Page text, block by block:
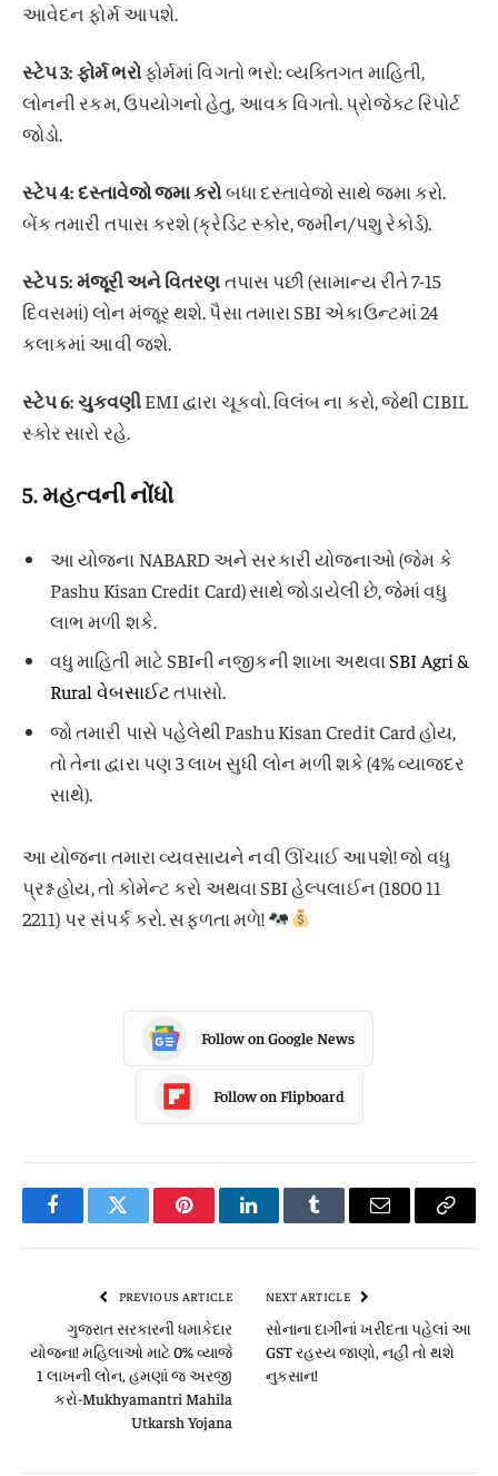
આવેદન ફોર્મ આપશે.
સ્ટેપ 3: ફોર્મ ભરોફોર્મમાં વિગતો ભરો: વ્યક્તિગત માહિતી,
લોનની રકમ, ઉપયોગનો હેતુ, આવક વિગતો. પ્રોજેક્ટ રિપોર્ટ
જોડો.
સ્ટેપ 4: દસ્તાવેજો જમા કરોબધા દસ્તાવેજો સાથે જમા કરો.
બેંક તમારી તપાસ કરશે (ક્રેડિટ સ્કોર, જમીન/પશુ રેકોર્ડ).
સ્ટેપ 5: મંજૂરી અને વિતરણતપાસ પછી (સામાન્ય રીતે 7-15
દિવસમાં) લોન મંજૂર થશે. પૈસા તમારા SBI એકાઉન્ટમાં 24
કલાકમાં આવી જશે.
સ્ટેપ 6: ચુકવણીEMI દ્વારા ચૂકવો. વિલંબ ના કરો, જેથી CIBIL
સ્કોર સારો રહે.
5.મહત્વની નોંધો
આ યોજના NABARD અને સરકારી યોજનાઓ (જેમ કે
Pashu Kisan Credit Card) સાથે જોડાયેલી છે, જેમાં વધુ
લાભ મળી શકે.
વધુ માહિતી માટે SBIની નજીકની શાખા અથવાSBI Agri &
Rural વેબસાઈટતપાસો.
જો તમારી પાસે પહેલેથી Pashu Kisan Credit Card હોય,
તો તેના દ્વારા પણ 3 લાખ સુધી લોન મળી શકે (4% વ્યાજદર
સાથે).
આ યોજના તમારા વ્યવસાયને નવી ઊંચાઈ આપશે! જો વધુ
પ્રશ્ન હોય, તો કોમેન્ટ કરો અથવા SBI હેલ્પલાઈન (1800 11
2211) પર સંપર્ક કરો. સફળતા મળે!
Follow on Google News
Follow on Flipboard
FacebookTwitter PinterestLinkedInTumblr Email
Copy
PREVIOUS ARTICLE
ગુજરાત સરકારની ધમાકેદાર
યોજના! મહિલાઓ માટે 0% વ્યાજે
1 લાખની લોન, હમણાં જ અરજી
કરો-Mukhyamantri Mahila
Utkarsh Yojana
NEXT ARTICLE
સોનાના દાગીનાં ખરીદતા પહેલાં આ
GST રહસ્ય જાણો, નહીં તો થશે
નુકસાન!